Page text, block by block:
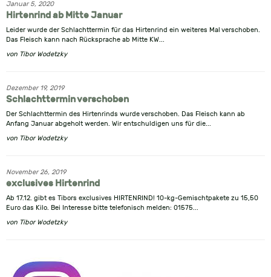
Januar 5, 2020
Hirtenrind ab Mitte Januar
Leider wurde der Schlachttermin für das Hirtenrind ein weiteres Mal verschoben.
Das Fleisch kann nach Rücksprache ab Mitte KW...
von Tibor Wodetzky
Dezember 19, 2019
Schlachttermin verschoben
Der Schlachttermin des Hirtenrinds wurde verschoben. Das Fleisch kann ab
Anfang Januar abgeholt werden. Wir entschuldigen uns für die...
von Tibor Wodetzky
November 26, 2019
exclusives Hirtenrind
Ab 17.12. gibt es Tibors exclusives HIRTENRIND! 10-kg-Gemischtpakete zu 15,50
Euro das Kilo. Bei Interesse bitte telefonisch melden: 01575...
von Tibor Wodetzky